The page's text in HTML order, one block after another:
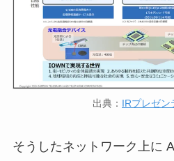
出典： IRプレゼン
そうしたネットワーク上に